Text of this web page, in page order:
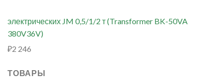
электрических JM 0,5/1/2 т (Transformer BK-50VA
380V36V)
₽2 246
ТОВАРЫ